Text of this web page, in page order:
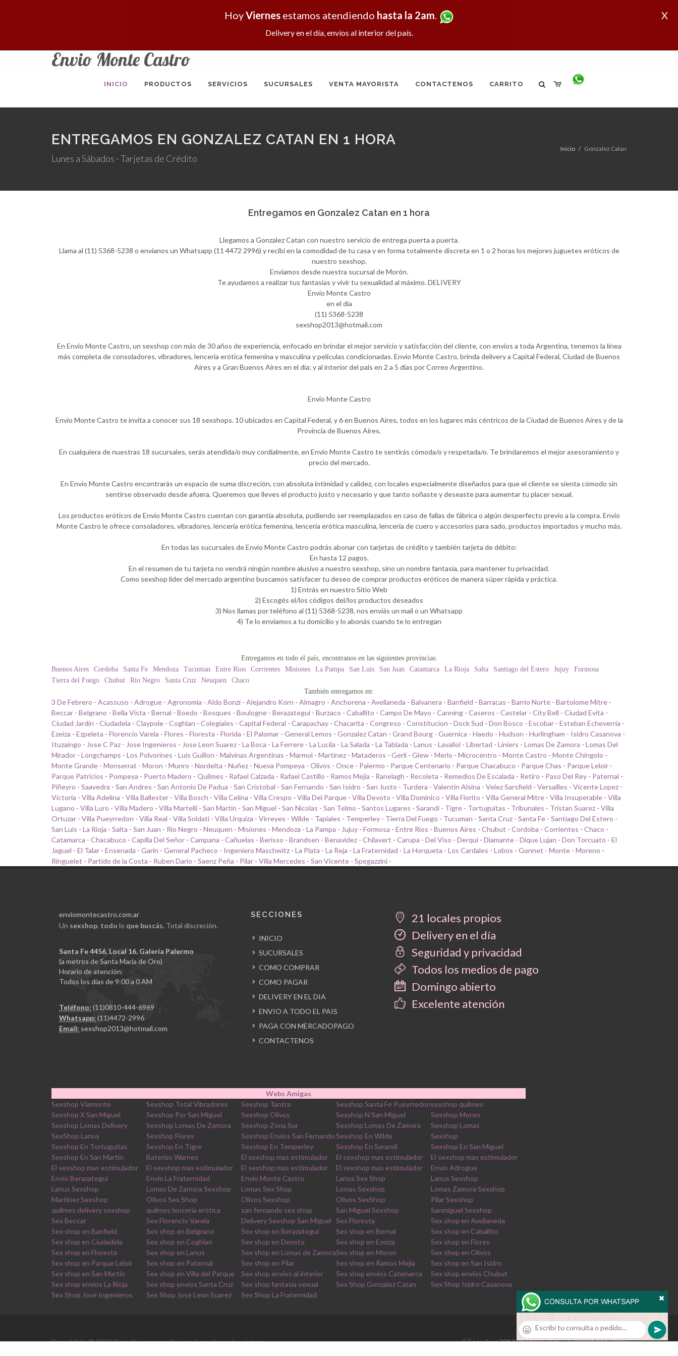
X
HoyViernesestamos atendiendo hasta la 2am.
Delivery en el día, envíos al interior del país.
Envio Monte Castro
INICIO PRODUCTOS SERVICIOS SUCURSALES VENTA MAYORISTA CONTACTENOS CARRITO
ENTREGAMOS EN GONZALEZ CATAN EN 1 HORA
Lunes a Sábados - Tarjetas de Crédito
Inicio Gonzalez Catan
Entregamos en Gonzalez Catan en 1 hora
Llegamos a Gonzalez Catan con nuestro servicio de entrega puerta a puerta.
Llama al (11) 5368-5238 o envíanos un Whatsapp (11 4472 2996) y recibí en la comodidad de tu casa y en forma totalmente discreta en 1 o 2 horas los mejores juguetes eróticos de
nuestro sexshop.
Enviamos desde nuestra sucursal de Morón.
Te ayudamos a realizar tus fantasías y vivir tu sexualidad al máximo. DELIVERY
Envio Monte Castro
en el día
(11) 5368-5238
sexshop2013@hotmail.com
En Envio Monte Castro, un sexshop con más de 30 años de experiencia, enfocado en brindar el mejor servicio y satisfacción del cliente, con envíos a toda Argentina, tenemos la línea
más completa de consoladores, vibradores, lencería erótica femenina y masculina y películas condicionadas. Envio Monte Castro, brinda delivery a Capital Federal, Ciudad de Buenos
Aires y a Gran Buenos Aires en el día; y al interior del pais en 2 a 5 días por Correo Argentino.
Envio Monte Castro
Envio Monte Castro te invita a conocer sus 18 sexshops. 10 ubicados en Capital Federal, y 6 en Buenos Aires, todos en los lugares más céntricos de la Ciudad de Buenos Aires y de la
Provincia de Buenos Aires.
En cualquiera de nuestras 18 sucursales, serás atendida/o muy cordialmente, en Envio Monte Castro te sentirás cómoda/o y respetada/o. Te brindaremos el mejor asesoramiento y
precio del mercado.
En Envio Monte Castro encontrarás un espacio de suma discreción, con absoluta intimidad y calidez, con locales especialmente diseñados para que el cliente se sienta cómodo sin
sentirse observado desde afuera. Queremos que lleves el producto justo y necesario y que tanto soñaste y deseaste para aumentar tu placer sexual.
Los productos eróticos de Envio Monte Castro cuentan con garantía absoluta, pudiendo ser reemplazados en caso de fallas de fábrica o algún desperfecto previo a la compra. Envio
Monte Castro le ofrece consoladores, vibradores, lencería erótica femenina, lencería erótica masculina, lencería de cuero y accesorios para sado, productos importados y mucho más.
En todas las sucursales de Envio Monte Castro podrás abonar con tarjetas de crédito y también tarjeta de débito:
En hasta 12 pagos.
En el resumen de tu tarjeta no vendrá ningún nombre alusivo a nuestro sexshop, sino un nombre fantasía, para mantener tu privacidad.
Como sexshop líder del mercado argentino buscamos satisfacer tu deseo de comprar productos eróticos de manera súper rápida y práctica.
1) Entrás en nuestro Sitio Web
2) Escogés el/los códigos del/los productos deseados
3) Nos llamas por teléfono al (11) 5368-5238, nos enviás un mail o un Whatsapp
4) Te lo enviamos a tu domicilio y lo abonás cuando te lo entregan
Entregamos en todo el país, encontranos en las siguientes provincias:
Buenos Aires
Cordoba Santa Fe Mendoza Tucuman Entre Rios Corrientes Misiones La Pampa San Luis San Juan Catamarca La Rioja Salta Santiago del Estero Jujuy
Formosa
Tierra del Fuego
Chubut Rio Negro Santa Cruz Neuquen
Chaco
También entregamos en:
3 De Febrero - Acassuso - Adrogue - Agronomia - Aldo Bonzi - Alejandro Korn - Almagro - Anchorena - Avellaneda - Balvanera - Banfield - Barracas - Barrio Norte - Bartolome Mitre -
Beccar - Belgrano - Bella Vista - Bernal - Boedo - Bosques - Boulogne - Berazategui - Burzaco - Caballito - Campo De Mayo - Canning - Caseros - Castelar - City Bell - Ciudad Evita -
Ciudad Jardin - Ciudadela - Claypole - Coghlan - Colegiales - Capital Federal - Carapachay - Chacarita - Congreso - Constitucion - Dock Sud - Don Bosco - Escobar - Esteban Echeverria -
Ezeiza - Ezpeleta - Florencio Varela - Flores - Floresta - Florida - El Palomar - General Lemos - Gonzalez Catan - Grand Bourg - Guernica - Haedo - Hudson - Hurlingham - Isidro Casanova -
Ituzaingo - Jose C Paz - Jose Ingenieros - Jose Leon Suarez - La Boca - La Ferrere - La Lucila - La Salada - La Tablada - Lanus - Lavallol - Libertad - Liniers - Lomas De Zamora - Lomas Del
Mirador - Longchamps - Los Polvorines - Luis Guillon - Malvinas Argentinas - Marmol - Martinez - Mataderos - Gerli - Glew - Merlo - Microcentro - Monte Castro - Monte Chingolo -
Monte Grande - Monserrat - Moron - Munro - Nordelta - Nuñez - Nueva Pompeya - Olivos - Once - Palermo - Parque Centenario - Parque Chacabuco - Parque Chas - Parque Leloir -
Parque Patricios - Pompeya - Puerto Madero - Quilmes - Rafael Calzada - Rafael Castillo - Ramos Mejia - Ranelagh - Recoleta - Remedios De Escalada - Retiro - Paso Del Rey - Paternal -
Piñeyro - Saavedra - San Andres - San Antonio De Padua - San Cristobal - San Fernando - San Isidro - San Justo - Turdera - Valentin Alsina - Velez Sarsfield - Versailles - Vicente Lopez -
Victoria - Villa Adelina - Villa Ballester - Villa Bosch - Villa Celina - Villa Crespo - Villa Del Parque - Villa Devoto - Villa Dominico - Villa Fiorito - Villa General Mitre - Villa Insuperable - Villa
Lugano - Villa Luro - Villa Madero - Villa Martelli - San Martin - San Miguel - San Nicolas - San Telmo - Santos Lugares - Sarandi - Tigre - Tortuguitas - Tribunales - Tristan Suarez - Villa
Ortuzar - Villa Pueyrredon - Villa Real - Villa Soldati - Villa Urquiza - Virreyes - Wilde - Tapiales - Temperley - Tierra Del Fuego - Tucuman - Santa Cruz - Santa Fe - Santiago Del Estero -
San Luis - La Rioja - Salta - San Juan - Rio Negro - Neuquen - Misiones - Mendoza - La Pampa - Jujuy - Formosa - Entre Rios - Buenos Aires - Chubut - Cordoba - Corrientes - Chaco -
Catamarca - Chacabuco - Capilla Del Señor - Campana - Cañuelas - Berisso - Brandsen - Benavidez - Chilavert - Carupa - Del Viso - Derqui - Diamante - Dique Lujan - Don Torcuato - El
Jaguel - El Talar - Ensenada - Garin - General Pacheco - Ingeniero Maschwitz - La Plata - La Reja - La Fraternidad - La Horqueta - Los Cardales - Lobos - Gonnet - Monte - Moreno -
Ringuelet - Partido de la Costa - Ruben Dario - Saenz Peña - Pilar - Villa Mercedes - San Vicente - Spegazzini -
enviomontecastro.com.ar
Un sexshop, todo lo que buscás. Total discreción.
Santa Fe 4456, Local 16, Galería Palermo
(a metros de Santa Maria de Oro)
Horario de atención:
Todos los días de 9:00 a 0 AM
Teléfono: (11)0810-444-6969
Whatsapp: (11)4472-2996
Email: sexshop2013@hotmail.com
SECCIONES
INICIO
SUCURSALES
COMO COMPRAR
COMO PAGAR
DELIVERY EN EL DIA
ENVIO A TODO EL PAIS
PAGA CON MERCADOPAGO
CONTACTENOS
21 locales propios
Delivery en el día
Seguridad y privacidad
Todos los medios de pago
Domingo abierto
Excelente atención
Webs Amigas
Sexshop Viamonte
Sexshop Total Vibradores Sexshop Tantra Sexshop Santa Fe Pueyrredonsexshop quilmes
Sexshop X San Miguel
Sexshop Por San Miguel Sexshop Olivos Sexshop N San Miguel
Sexshop Moron
Sexshop Lomas Delivery
Sexshop Lomas De Zamora Sexshop Zona Sur Sexshop Lomas De Zamora
Sexshop Lomas
SexShop Lanus
Sexshop Flores Sexshop Envios San FernandoSexshop En Wilde
Sexshop
Sexshop En Tortuguitas
Sexshop En Tigre Sexshop En Temperley Sexshop En Sarandi
Sexshop En San Miguel
Sexshop En San Martin
Baterias Warnes El sexshop mas estimulador El sexshop mas estimulador
El sexshop mas estimulador
El sexshop mas estimulador
El sexshop mas estimulador El sexshop mas estimulador El sexshop mas estimulador
Envio Adrogue
Envio Berazategui
Envio La Fraternidad Envio Monte Castro Lanus Sex Shop
Lanus Sexshop
Lanus Sexshop
Lomas De Zamora Sexshop Lomas Sex Shop Lomas Sexshop
Lomas Zamora Sexshop
Martinez Sexshop
Olivos Sex Shop Olivos Sexshop Olivos SexShop
Pilar Sexshop
quilmes delivery sexshop
quilmes lencería erótica san fernando sex shop San Miguel Sexshop
Sanmiguel Sexshop
Sex Beccar
Sex Florencio Varela Delivery Sexshop San Miguel Sex Floresta
Sex shop en Avellaneda
Sex shop en Banfield
Sex shop en Belgrano Sex shop en Berazategui Sex shop en Bernal
Sex shop en Caballito
Sex shop en Ciudadela
Sex shop en Coghlan Sex shop en Devoto Sex shop en Ezeiza
Sex shop en Flores
Sex shop en Floresta
Sex shop en Lanus Sex shop en Lomas de ZamoraSex shop en Moron
Sex shop en Olivos
Sex shop en Parque Leloir
Sex shop en Paternal Sex shop en Pilar Sex shop en Ramos Mejia
Sex shop en San Isidro
Sex shop en San Martin
Sex shop en Villa del Parque Sex shop envios al interior Sex shop envios Catamarca
Sex shop envios Chubut
Sex shop envios La Rioja
Sex shop envios Santa Cruz Sex shop fantasia sexual Sex Shop Gonzalez Catan
Sex Shop Isidro Casanova
Sex Shop Jose Ingenieros
Sex Shop Jose Leon Suarez Sex Shop La Fraternidad
Copyrights © 2026 Derechos reservados enviomontecastro.com.ar sexshop2013@hotmail.com · 0810-444-6969